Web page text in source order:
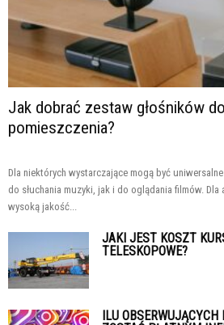
Jak dobrać zestaw głośników
pomieszczenia?
Dla niektórych wystarczające mogą być
do słuchania muzyki, jak i do oglądania filmów.
wysoką jakość...
JAKI JEST KOSZT
TELESKOPOWE?
ILU